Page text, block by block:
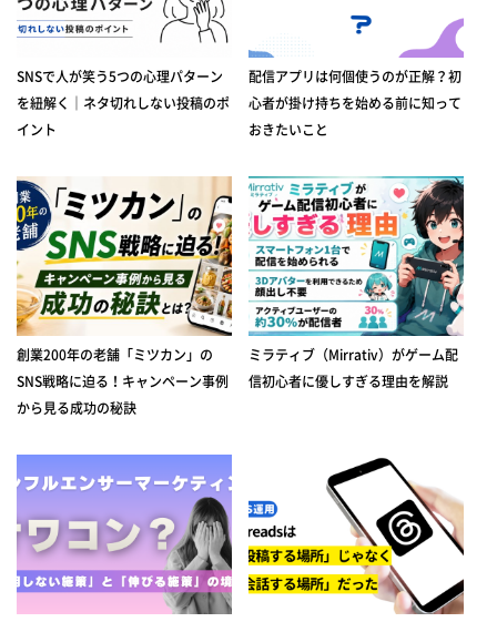
SNSで人が笑う5つの心理パターン
を紐解く｜ネタ切れしない投稿のポ
イント
配信アプリは何個使うのが正解？初
心者が掛け持ちを始める前に知って
おきたいこと
創業200年の老舗「ミツカン」の
SNS戦略に迫る！キャンペーン事例
から見る成功の秘訣
ミラティブ（Mirrativ）がゲーム配
信初心者に優しすぎる理由を解説